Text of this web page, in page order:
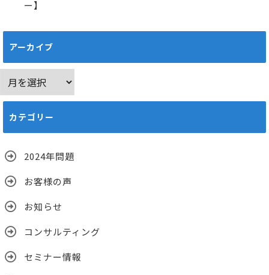
ー】
アーカイブ
ー
カ
ブ
カテゴリー
2024年問題
お客様の声
お知らせ
コンサルティング
セミナー情報